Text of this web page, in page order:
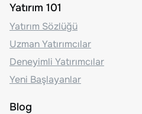
Yatırım 101
Yatırım Sözlüğü
Uzman Yatırımcılar
Deneyimli Yatırımcılar
Yeni Başlayanlar
Blog